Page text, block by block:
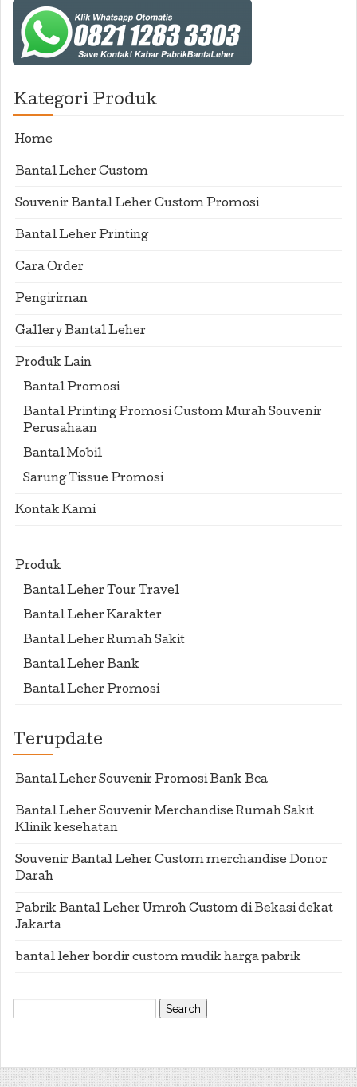
Kategori Produk
Home
Bantal Leher Custom
Souvenir Bantal Leher Custom Promosi
Bantal Leher Printing
Cara Order
Pengiriman
Gallery Bantal Leher
Produk Lain
Bantal Promosi
Bantal Printing Promosi Custom Murah Souvenir
Perusahaan
Bantal Mobil
Sarung Tissue Promosi
Kontak Kami
Produk
Bantal Leher Tour Travel
Bantal Leher Karakter
Bantal Leher Rumah Sakit
Bantal Leher Bank
Bantal Leher Promosi
Terupdate
Bantal Leher Souvenir Promosi Bank Bca
Bantal Leher Souvenir Merchandise Rumah Sakit
Klinik kesehatan
Souvenir Bantal Leher Custom merchandise Donor
Darah
Pabrik Bantal Leher Umroh Custom di Bekasi dekat
Jakarta
bantal leher bordir custom mudik harga pabrik
Search
for: